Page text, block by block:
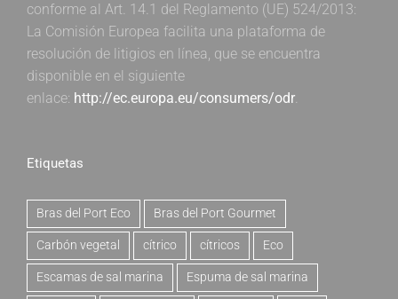
conforme al Art. 14.1 del Reglamento (UE) 524/2013:
La Comisión Europea facilita una plataforma de
resolución de litigios en línea, que se encuentra
disponible en el siguiente
enlace: http://ec.europa.eu/consumers/odr.
Etiquetas
Bras del Port Eco Bras del Port Gourmet
Carbón vegetal cítrico cítricos Eco
Escamas de sal marina Espuma de sal marina